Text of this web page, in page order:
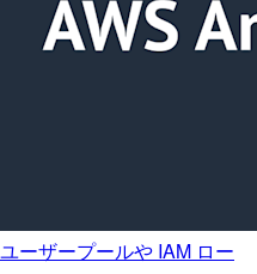
ーザープールや IAM ロー